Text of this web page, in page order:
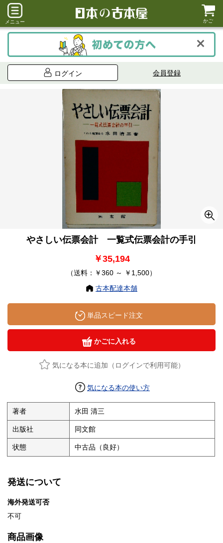
メニュー かご
ログイン 会員登録
やさしい伝票会計 一覧式伝票会計の手引
￥35,194
（送料：￥360 ～ ￥1,500）
古本配達本舗
単品スピード注文
かごに入れる
気になる本に追加（ログインで利用可能）
気になる本の使い方
著者 水田 清三
出版社 同文館
状態 中古品（良好）
発送について
海外発送可否
不可
商品画像